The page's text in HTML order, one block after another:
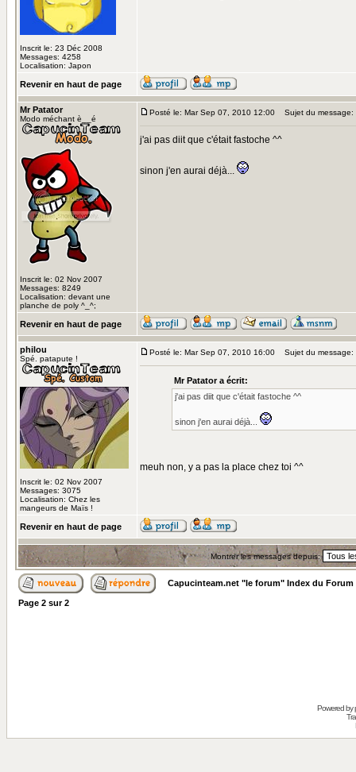
Inscrit le: 23 Déc 2008
Messages: 4258
Localisation: Japon
Revenir en haut de page
Mr Patator
Modo méchant è__é
Inscrit le: 02 Nov 2007
Messages: 8249
Localisation: devant une
planche de poly ^_^;
Posté le: Mar Sep 07, 2010 12:00 Sujet du message:
j'ai pas diit que c'était fastoche ^^
sinon j'en aurai déjà...
Revenir en haut de page
philou
Spé. patapute !
Inscrit le: 02 Nov 2007
Messages: 3075
Localisation: Chez les
mangeurs de Maïs !
Posté le: Mar Sep 07, 2010 16:00 Sujet du message:
Mr Patator a écrit:
j'ai pas diit que c'était fastoche ^^
sinon j'en aurai déjà...
meuh non, y a pas la place chez toi ^^
Revenir en haut de page
Montrer les messages depuis:
Capucinteam.net "le forum" Index du Forum
Page 2 sur2
Powered by